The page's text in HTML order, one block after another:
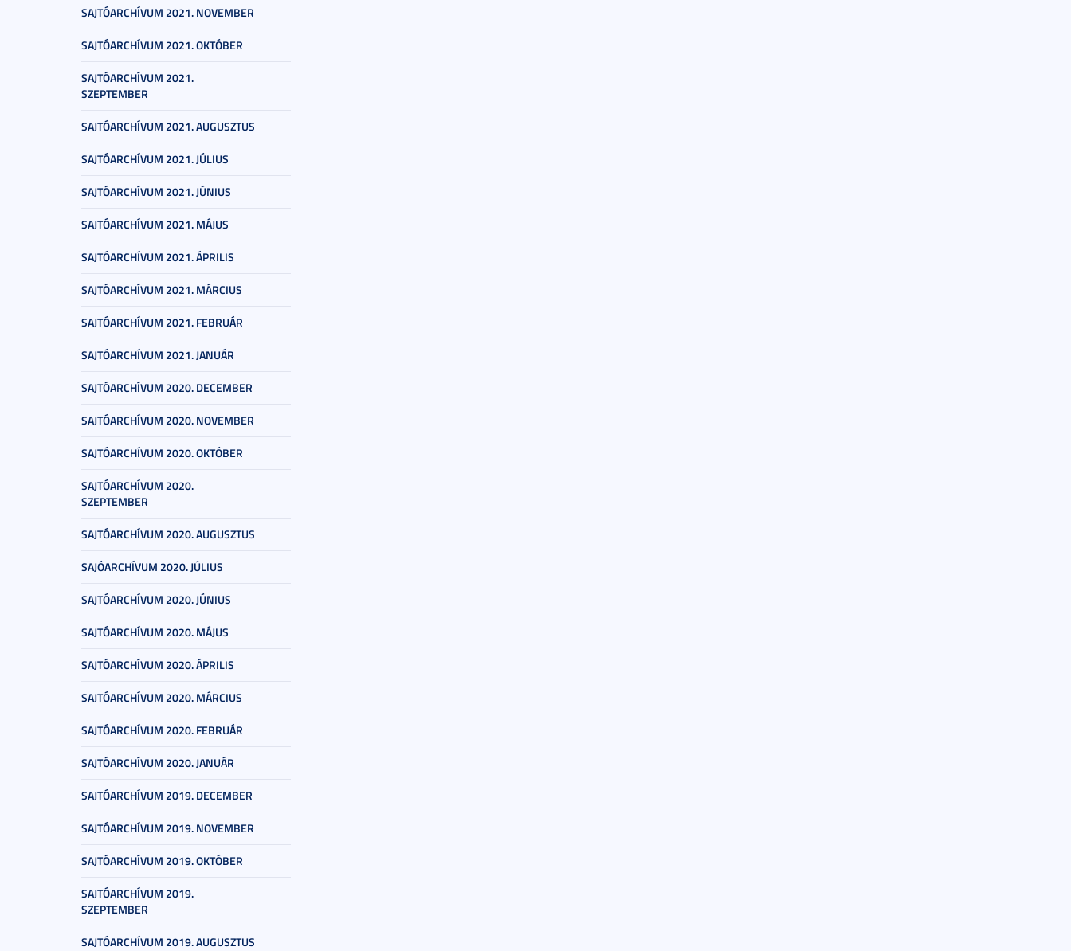
SAJTÓARCHÍVUM 2021. NOVEMBER
SAJTÓARCHÍVUM 2021. OKTÓBER
SAJTÓARCHÍVUM 2021.
SZEPTEMBER
SAJTÓARCHÍVUM 2021. AUGUSZTUS
SAJTÓARCHÍVUM 2021. JÚLIUS
SAJTÓARCHÍVUM 2021. JÚNIUS
SAJTÓARCHÍVUM 2021. MÁJUS
SAJTÓARCHÍVUM 2021. ÁPRILIS
SAJTÓARCHÍVUM 2021. MÁRCIUS
SAJTÓARCHÍVUM 2021. FEBRUÁR
SAJTÓARCHÍVUM 2021. JANUÁR
SAJTÓARCHÍVUM 2020. DECEMBER
SAJTÓARCHÍVUM 2020. NOVEMBER
SAJTÓARCHÍVUM 2020. OKTÓBER
SAJTÓARCHÍVUM 2020.
SZEPTEMBER
SAJTÓARCHÍVUM 2020. AUGUSZTUS
SAJÓARCHÍVUM 2020. JÚLIUS
SAJTÓARCHÍVUM 2020. JÚNIUS
SAJTÓARCHÍVUM 2020. MÁJUS
SAJTÓARCHÍVUM 2020. ÁPRILIS
SAJTÓARCHÍVUM 2020. MÁRCIUS
SAJTÓARCHÍVUM 2020. FEBRUÁR
SAJTÓARCHÍVUM 2020. JANUÁR
SAJTÓARCHÍVUM 2019. DECEMBER
SAJTÓARCHÍVUM 2019. NOVEMBER
SAJTÓARCHÍVUM 2019. OKTÓBER
SAJTÓARCHÍVUM 2019.
SZEPTEMBER
SAJTÓARCHÍVUM 2019. AUGUSZTUS